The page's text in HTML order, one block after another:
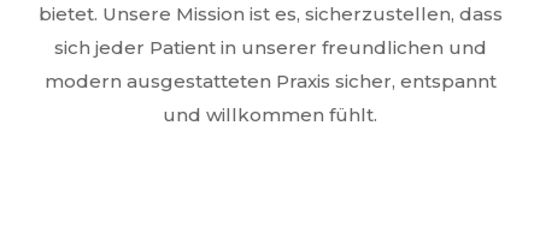
bietet. Unsere Mission ist es, sicherzustellen, dass
sich jeder Patient in unserer freundlichen und
modern ausgestatteten Praxis sicher, entspannt
und willkommen fühlt.